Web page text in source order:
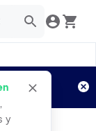
y
TyC